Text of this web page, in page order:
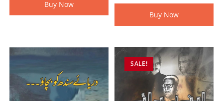
Buy Now
Buy Now
SALE!